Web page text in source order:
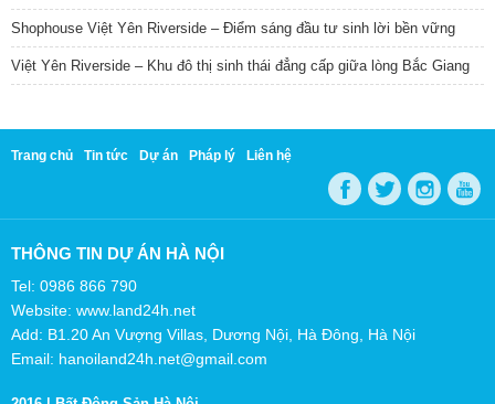
Shophouse Việt Yên Riverside – Điểm sáng đầu tư sinh lời bền vững
Việt Yên Riverside – Khu đô thị sinh thái đẳng cấp giữa lòng Bắc Giang
Trang chủ Tin tức Dự án Pháp lý Liên hệ
THÔNG TIN DỰ ÁN HÀ NỘI
Tel: 0986 866 790
Website: www.land24h.net
Add: B1.20 An Vượng Villas, Dương Nội, Hà Đông, Hà Nội
Email: hanoiland24h.net@gmail.com